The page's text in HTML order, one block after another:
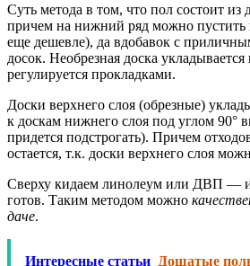
Суть метода в том, что пол состоит из
причем на нижний ряд можно пустить
еще дешевле), да вдобавок с
досок. Необрезная доска
регулируется прокладками.
Доски верхнего слоя (обрезные)
к доскам нижнего слоя под углом 90°
придется подстрогать). Причем
остается, т.к. доски верхнего слоя
Сверху кидаем линолеум или ДВП —
готов. Таким методом можно
даче.
Интересные статьи Дощатые